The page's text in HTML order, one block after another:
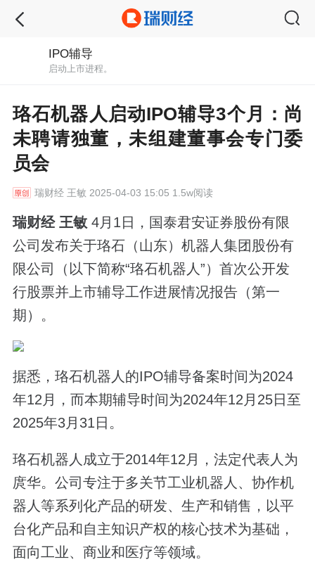
IPO辅导
启动上市进程。
珞石机器人启动IPO辅导3个月：尚
未聘请独董，未组建董事会专门委
员会
瑞财经王敏 2025-04-03 15:05 1.5w阅读
瑞财经 王敏 4月1日，国泰君安证券股份有限
公司发布关于珞石（山东）机器人集团股份有
限公司（以下简称“珞石机器人”）首次公开发
行股票并上市辅导工作进展情况报告（第一
期）。
据悉，珞石机器人的IPO辅导备案时间为2024
年12月，而本期辅导时间为2024年12月25日至
2025年3月31日。
珞石机器人成立于2014年12月，法定代表人为
庹华。公司专注于多关节工业机器人、协作机
器人等系列化产品的研发、生产和销售，以平
台化产品和自主知识产权的核心技术为基础，
面向工业、商业和医疗等领域。